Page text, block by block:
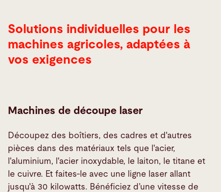
Solutions individuelles pour les
machines agricoles, adaptées à
vos exigences
Machines de découpe laser
Découpez des boîtiers, des cadres et d'autres
pièces dans des matériaux tels que l'acier,
l'aluminium, l'acier inoxydable, le laiton, le titane et
le cuivre. Et faites-le avec une ligne laser allant
jusqu'à 30 kilowatts. Bénéficiez d’une vitesse de